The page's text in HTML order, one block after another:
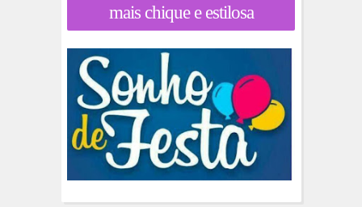
mais chique e estilosa